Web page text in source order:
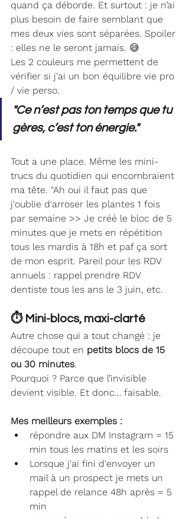
quand ça déborde. Et surtout : je n’ai
plus besoin de faire semblant que
mes deux vies sont séparées. Spoiler
: elles ne le seront jamais. 😅
Les 2 couleurs me permettent de
vérifier si j'ai un bon équilibre vie pro
/ vie perso.
"Ce n’est pas ton temps que tu
gères, c’est ton énergie."
Tout a une place. Même les mini-
trucs du quotidien qui encombraient
ma tête. "Ah oui il faut pas que
j'oublie d'arroser les plantes 1 fois
par semaine >> Je créé le bloc de 5
minutes que je mets en répétition
tous les mardis à 18h et paf ça sort
de mon esprit. Pareil pour les RDV
annuels : rappel prendre RDV
dentiste tous les ans le 3 juin, etc.
⏱️ Mini-blocs, maxi-clarté
Autre chose qui a tout changé : je
découpe tout en petits blocs de 15
ou 30 minutes.
Pourquoi ? Parce que l’invisible
devient visible. Et donc… faisable.
Mes meilleurs exemples :
répondre aux DM Instagram = 15
min tous les matins et les soirs
Lorsque j'ai fini d'envoyer un
mail à un prospect je mets un
rappel de relance 48h après = 5
min